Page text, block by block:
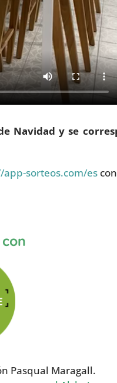
Navidad y se
sorteos.com/es
Pasqual Maragall.